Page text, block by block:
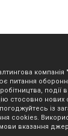
питання
стосовно нових
із
cookies.
вказання